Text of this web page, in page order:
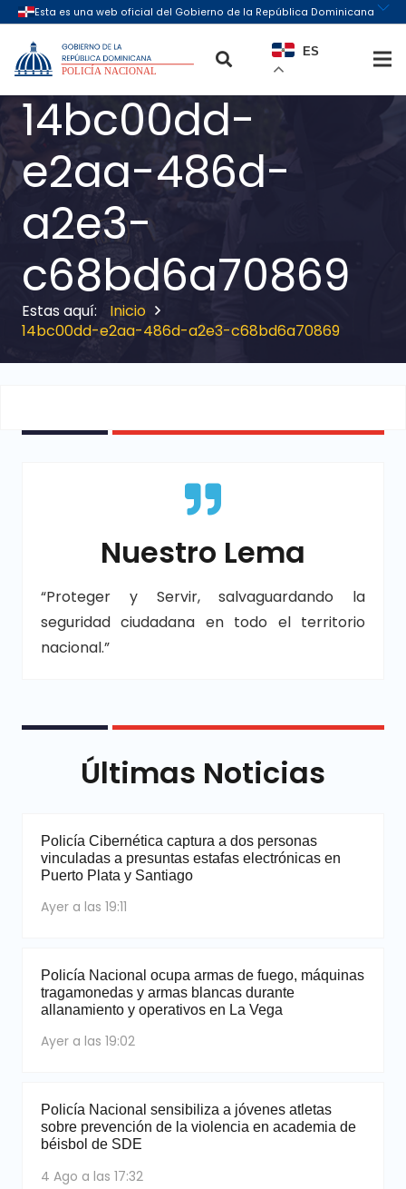
ES
14bc00dd-
e2aa-486d-
a2e3-
c68bd6a70869
Inicio
14bc00dd-e2aa-486d-a2e3-c68bd6a70869
Nuestro Lema
“Proteger y Servir, salvaguardando la
seguridad ciudadana en todo el territorio
nacional.”
Últimas Noticias
Policía Cibernética captura a dos personas
vinculadas a presuntas estafas electrónicas en
Puerto Plata y Santiago
Ayer a las 19:11
Policía Nacional ocupa armas de fuego, máquinas
tragamonedas y armas blancas durante
allanamiento y operativos en La Vega
Ayer a las 19:02
Policía Nacional sensibiliza a jóvenes atletas
sobre prevención de la violencia en academia de
béisbol de SDE
4 Ago a las 17:32